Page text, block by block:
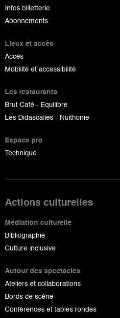
Infos billetterie
Abonnements
Lieux et accès
Accès
Mobilité et accessibilité
Les restaurants
Brut Café - Equilibre
Les Didascalies - Nuithonie
Espace pro
Technique
Actions culturelles
Médiation culturelle
Bibliographie
Culture inclusive
Autour des spectacles
Ateliers et collaborations
Bords de scène
Conférences et tables rondes